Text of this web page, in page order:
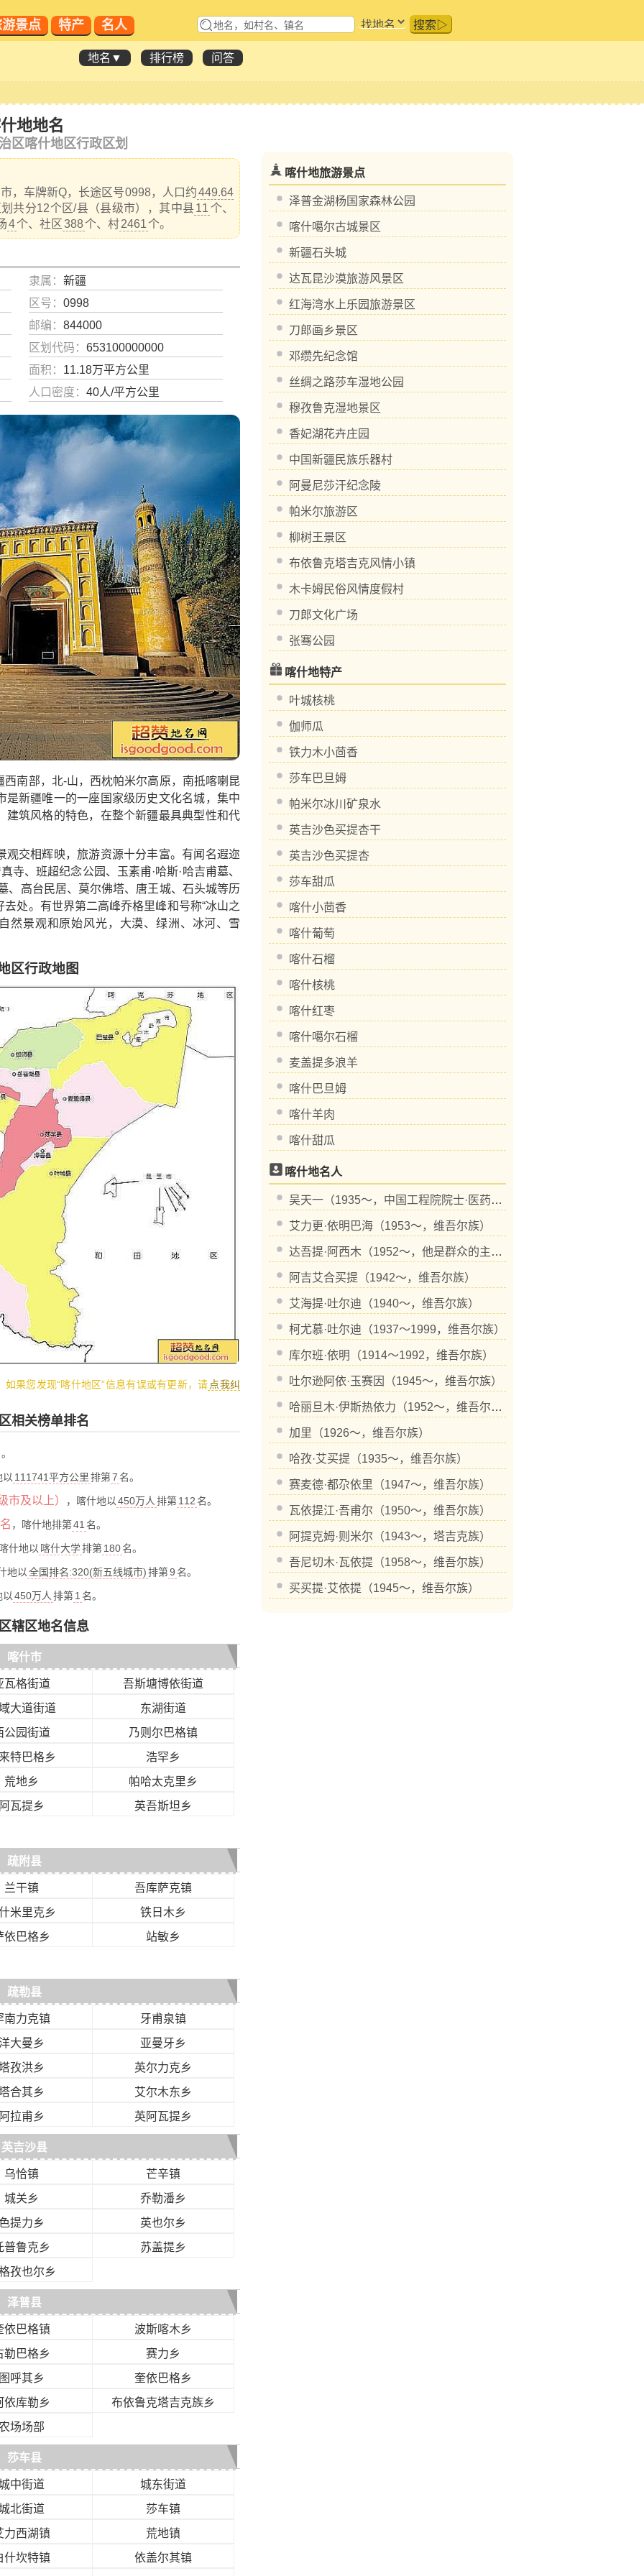
景点 特产 名人 搜索▷
地名▼ 排行榜 问答
地地名
区喀什地区行政区划
，车牌新Q，长途区号0998，人口约449.64
共分12个区/县（县级市），其中县 11 个、
4个、社区 388个、村2461个。
隶属： 新疆
区号： 0998
邮编： 844000
区划代码： 653100000000
面积： 11.18万平方公里
人口密度： 40人/平方公里
部，北-山，西枕帕米尔高原，南抵喀喇昆
新疆唯一的一座国家级历史文化名城，集中
建筑风格的特色，在整个新疆最具典型性和代
相辉映，旅游资源十分丰富。有闻名遐迩
寺、班超纪念公园、玉素甫·哈斯·哈吉甫墓、
、高台民居、莫尔佛塔、唐王城、石头城等历
处。有世界第二高峰乔格里峰和号称“冰山之
然景观和原始风光，大漠、绿洲、冰河、雪
区行政地图
您发现“喀什地区”信息有误或有更新，请 点我纠
相关榜单排名
111741平方公里排第7 名。
市及以上） ，喀什地以 450万人 排第112 名。
，喀什地排第41 名。
什地以 喀什大学排第180名。
地以 全国排名:320(新五线城市)排第9 名。
450万人 排第1 名。
辖区地名信息
喀什市
瓦格街道
吾斯塘博依街道
大道街道
东湖街道
公园街道
乃则尔巴格镇
特巴格乡
浩罕乡
荒地乡
帕哈太克里乡
瓦提乡
英吾斯坦乡
疏附县
兰干镇
吾库萨克镇
米里克乡
铁日木乡
依巴格乡
站敏乡
疏勒县
南力克镇
牙甫泉镇
大曼乡
亚曼牙乡
孜洪乡
英尔力克乡
合其乡
艾尔木东乡
拉甫乡
英阿瓦提乡
英吉沙县
乌恰镇
芒辛镇
城关乡
乔勒潘乡
提力乡
英也尔乡
普鲁克乡
苏盖提乡
孜也尔乡
泽普县
依巴格镇
波斯喀木乡
勒巴格乡
赛力乡
呼其乡
奎依巴格乡
依库勒乡
布依鲁克塔吉克族乡
场场部
莎车县
中街道
城东街道
北街道
莎车镇
力西湖镇
荒地镇
什坎特镇
依盖尔其镇
喀什地旅游景点
泽普金湖杨国家森林公园
喀什噶尔古城景区
新疆石头城
达瓦昆沙漠旅游风景区
红海湾水上乐园旅游景区
刀郎画乡景区
邓缵先纪念馆
丝绸之路莎车湿地公园
穆孜鲁克湿地景区
香妃湖花卉庄园
中国新疆民族乐器村
阿曼尼莎汗纪念陵
帕米尔旅游区
柳树王景区
布依鲁克塔吉克风情小镇
木卡姆民俗风情度假村
刀郎文化广场
张骞公园
喀什地特产
叶城核桃
伽师瓜
铁力木小茴香
莎车巴旦姆
帕米尔冰川矿泉水
英吉沙色买提杏干
英吉沙色买提杏
莎车甜瓜
喀什小茴香
喀什葡萄
喀什石榴
喀什核桃
喀什红枣
喀什噶尔石榴
麦盖提多浪羊
喀什巴旦姆
喀什羊肉
喀什甜瓜
喀什地名人
吴天一（1935～，中国工程院院士·医药卫生学部）
艾力更·依明巴海（1953～，维吾尔族）
达吾提·阿西木（1952～，他是群众的主心骨）
阿吉艾合买提（1942～，维吾尔族）
艾海提·吐尔迪（1940～，维吾尔族）
柯尤慕·吐尔迪（1937～1999，维吾尔族）
库尔班·依明（1914～1992，维吾尔族）
吐尔逊阿依·玉赛因（1945～，维吾尔族）
哈丽旦木·伊斯热依力（1952～，维吾尔族）
加里（1926～，维吾尔族）
哈孜·艾买提（1935～，维吾尔族）
赛麦德·都尕依里（1947～，维吾尔族）
瓦依提江·吾甫尔（1950～，维吾尔族）
阿提克姆·则米尔（1943～，塔吉克族）
吾尼切木·瓦依提（1958～，维吾尔族）
买买提·艾依提（1945～，维吾尔族）